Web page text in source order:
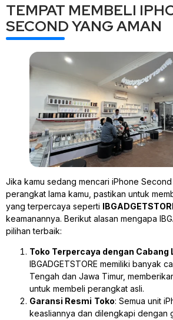
TEMPAT MEMBELI
SECOND YANG AMAN
Jika kamu sedang mencari iPhone
perangkat lama kamu, pastikan untuk
yang terpercaya seperti
keamanannya. Berikut alasan mengapa
pilihan terbaik:
Toko Terpercaya dengan Cabang
IBGADGETSTORE memiliki banyak
Tengah dan Jawa Timur,
untuk membeli perangkat asli.
Garansi Resmi Toko: Semua unit
keasliannya dan dilengkapi dengan